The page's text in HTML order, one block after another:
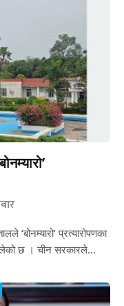
‘बोनम्यारो’ प्रत्यारोपणका
छ । चीन सरकारले…